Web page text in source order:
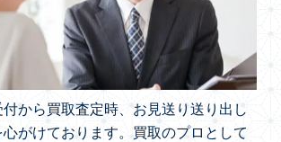
から買取査定時、お見送り送り出し
心がけております。買取のプロとして